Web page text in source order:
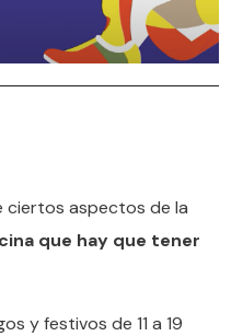
ciertos aspectos de la
que hay que tener
y festivos de 11 a 19